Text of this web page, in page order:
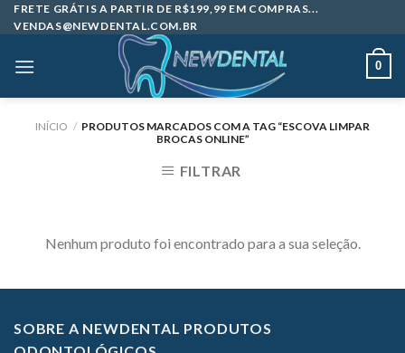
Skip
to
FRETE GRÁTIS A PARTIR DE R$199,99 EM COMPRAS...
VENDAS@NEWDENTAL.COM.BR
0
INÍCIO / PRODUTOS MARCADOS COM A TAG “ESCOVA LIMPAR
BROCAS ONLINE”
FILTRAR
Nenhum produto foi encontrado para a sua seleção.
SOBRE A NEWDENTAL PRODUTOS